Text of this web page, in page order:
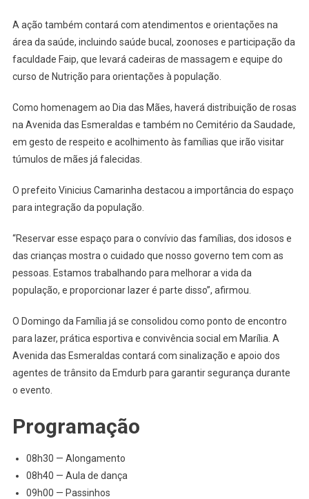
A ação também contará com atendimentos e orientações na
área da saúde, incluindo saúde bucal, zoonoses e participação da
faculdade Faip, que levará cadeiras de massagem e equipe do
curso de Nutrição para orientações à população.
Como homenagem ao Dia das Mães, haverá distribuição de rosas
na Avenida das Esmeraldas e também no Cemitério da Saudade,
em gesto de respeito e acolhimento às famílias que irão visitar
túmulos de mães já falecidas.
O prefeito Vinicius Camarinha destacou a importância do espaço
para integração da população.
“Reservar esse espaço para o convívio das famílias, dos idosos e
das crianças mostra o cuidado que nosso governo tem com as
pessoas. Estamos trabalhando para melhorar a vida da
população, e proporcionar lazer é parte disso”, afirmou.
O Domingo da Família já se consolidou como ponto de encontro
para lazer, prática esportiva e convivência social em Marília. A
Avenida das Esmeraldas contará com sinalização e apoio dos
agentes de trânsito da Emdurb para garantir segurança durante
o evento.
Programação
08h30 — Alongamento
08h40 — Aula de dança
09h00 — Passinhos